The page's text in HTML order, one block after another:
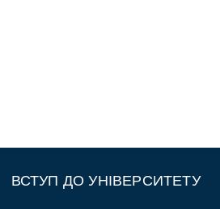
ВСТУП ДО УНІВЕРСИТЕТУ